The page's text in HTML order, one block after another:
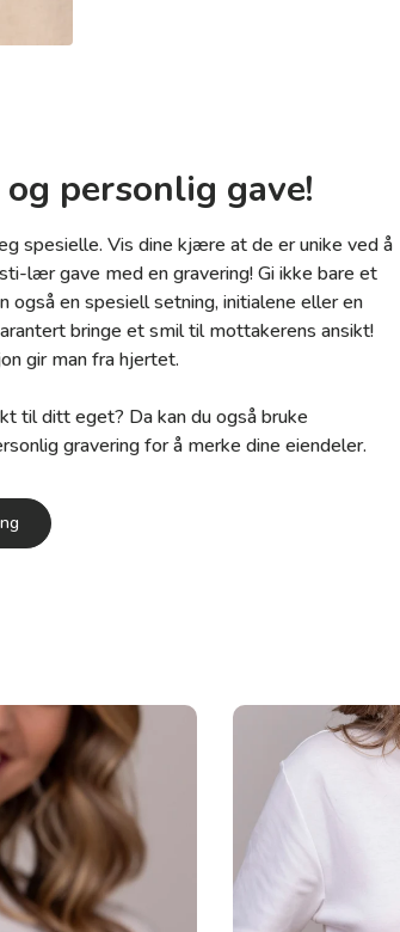
personlig gave!
spesielle. Vis dine kjære at de er unike ved å
lær gave med en gravering! Gi ikke bare et
en spesiell setning, initialene eller en
bringe et smil til mottakerens ansikt!
gir man fra hjertet.
til ditt eget? Da kan du også bruke
gravering for å merke dine eiendeler.